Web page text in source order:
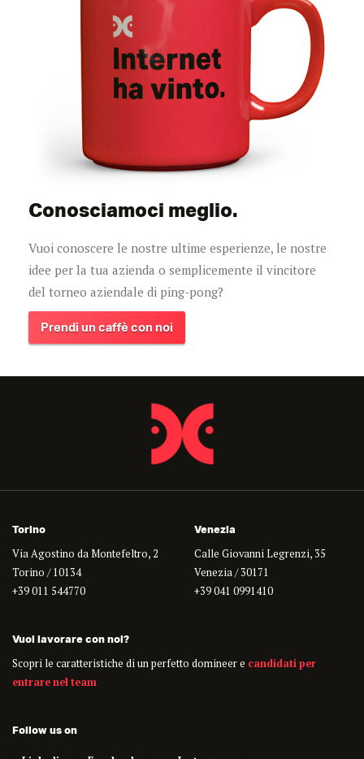
Conosciamoci meglio.
Vuoi conoscere le nostre ultime esperienze, le nostre
idee per la tua azienda o semplicemente il vincitore
del torneo aziendale di ping-pong?
Prendi un caffè con noi
Torino
Via Agostino da Montefeltro, 2
Torino / 10134
+39 011 544770
Venezia
Calle Giovanni Legrenzi, 35
Venezia / 30171
+39 041 0991410
Vuoi lavorare con noi?
Scopri le caratteristiche di un perfetto domineer e candidati per
entrare nel team
Follow us on